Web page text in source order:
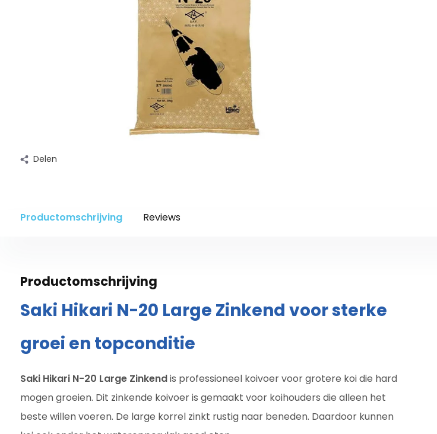
Delen
Productomschrijving Reviews
Productomschrijving
Saki Hikari N-20 Large Zinkend voor sterke
groei en topconditie
Saki Hikari N-20 Large Zinkendis professioneel koivoer voor grotere koi die hard
mogen groeien. Dit zinkende koivoer is gemaakt voor koihouders die alleen het
beste willen voeren. De large korrel zinkt rustig naar beneden. Daardoor kunnen